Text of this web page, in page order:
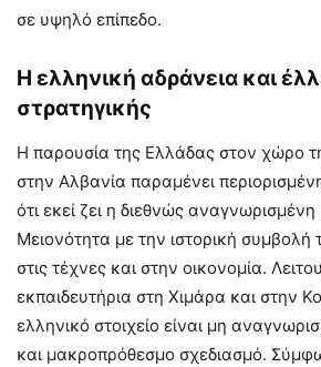
σε υψηλό επίπεδο.
Η ελληνική αδράνεια και
στρατηγικής
Η παρουσία της Ελλάδας στον χώρο
στην Αλβανία παραμένει
ότι εκεί ζει η διεθνώς
Μειονότητα με την ιστορική
στις τέχνες και στην οικονομία.
εκπαιδευτήρια στη Χιμάρα και στην
ελληνικό στοιχείο είναι μη
και μακροπρόθεσμο σχεδιασμό.